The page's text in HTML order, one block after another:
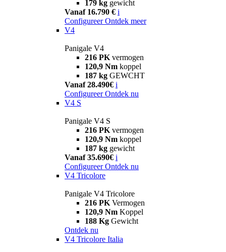
179 kg gewicht
Vanaf 16.790 € i
Configureer Ontdek meer
V4
Panigale V4
216 PK vermogen
120,9 Nm koppel
187 kg GEWCHT
Vanaf 28.490€ i
Configureer Ontdek nu
V4 S
Panigale V4 S
216 PK vermogen
120,9 Nm koppel
187 kg gewicht
Vanaf 35.690€ i
Configureer Ontdek nu
V4 Tricolore
Panigale V4 Tricolore
216 PK Vermogen
120,9 Nm Koppel
188 Kg Gewicht
Ontdek nu
V4 Tricolore Italia